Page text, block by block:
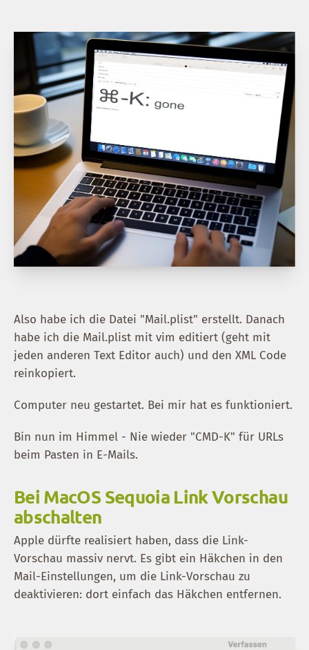
Also habe ich die Datei "Mail.plist" erstellt. Danach
habe ich die Mail.plist mit vim editiert (geht mit
jeden anderen Text Editor auch) und den XML Code
reinkopiert.
Computer neu gestartet. Bei mir hat es funktioniert.
Bin nun im Himmel - Nie wieder "CMD-K" für URLs
beim Pasten in E-Mails.
Bei MacOS Sequoia Link Vorschau
abschalten
Apple dürfte realisiert haben, dass die Link-
Vorschau massiv nervt. Es gibt ein Häkchen in den
Mail-Einstellungen, um die Link-Vorschau zu
deaktivieren: dort einfach das Häkchen entfernen.